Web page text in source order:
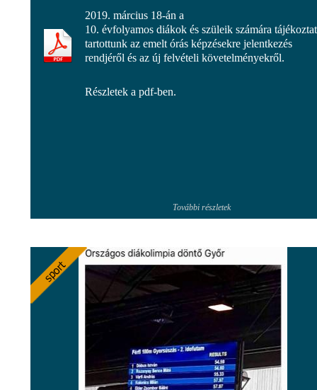
2019. március 18-án a
10. évfolyamos diákok és szüleik számára
tartottunk az emelt órás képzésekre jelentkezés
rendjéről és az új felvételi követelményekről.
Részletek a pdf-ben.
További részletek